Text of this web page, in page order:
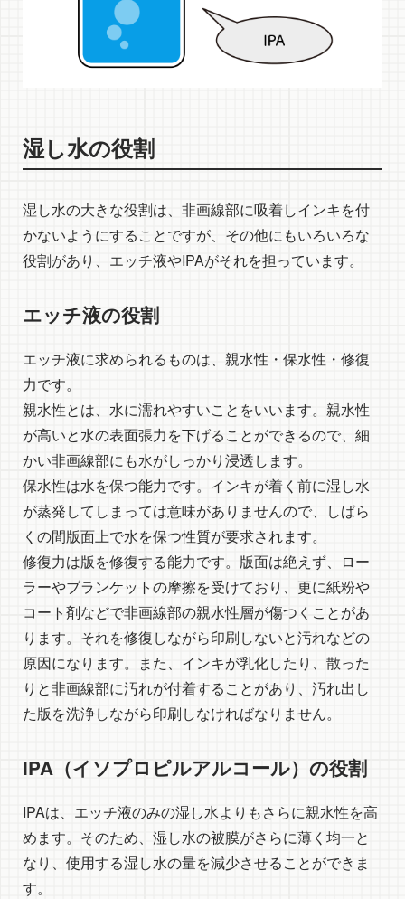
湿し水の役割
湿し水の大きな役割は、非画線部に吸着しインキを付
かないようにすることですが、その他にもいろいろな
役割があり、エッチ液やIPAがそれを担っています。
エッチ液の役割
エッチ液に求められるものは、親水性・保水性・修復
力です。
親水性とは、水に濡れやすいことをいいます。親水性
が高いと水の表面張力を下げることができるので、細
かい非画線部にも水がしっかり浸透します。
保水性は水を保つ能力です。インキが着く前に湿し水
が蒸発してしまっては意味がありませんので、しばら
くの間版面上で水を保つ性質が要求されます。
修復力は版を修復する能力です。版面は絶えず、ロー
ラーやブランケットの摩擦を受けており、更に紙粉や
コート剤などで非画線部の親水性層が傷つくことがあ
ります。それを修復しながら印刷しないと汚れなどの
原因になります。また、インキが乳化したり、散った
りと非画線部に汚れが付着することがあり、汚れ出し
た版を洗浄しながら印刷しなければなりません。
IPA（イソプロピルアルコール）の役割
IPAは、エッチ液のみの湿し水よりもさらに親水性を高
めます。そのため、湿し水の被膜がさらに薄く均一と
なり、使用する湿し水の量を減少させることができま
す。